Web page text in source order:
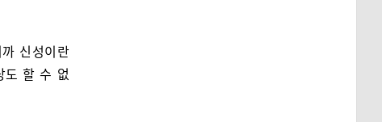
신성이란
도 할 수 없